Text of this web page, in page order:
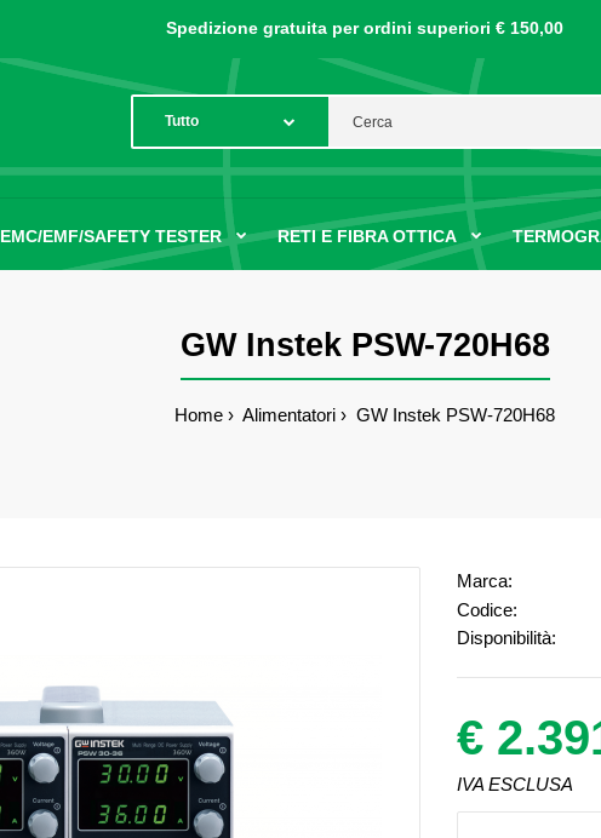
Spedizione gratuita per ordini superiori € 150,00
EMC/EMF/SAFETY TESTER RETI E FIBRA OTTICA
GW Instek PSW-720H68
Home Alimentatori GW Instek PSW-720H68
Marca:
Codice:
Disponibilità:
€
IVA ESCLUSA